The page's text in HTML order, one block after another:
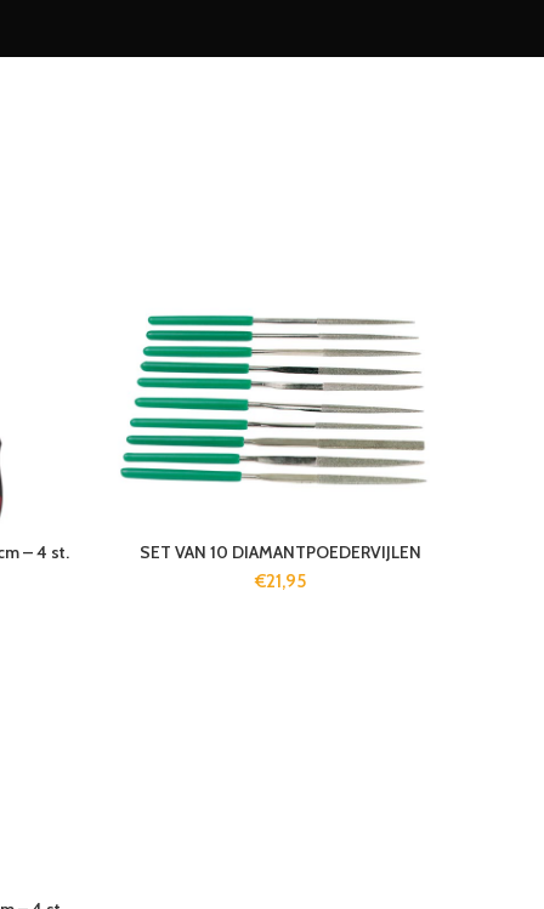
– 4 st.
SET VAN 10 DIAMANTPOEDERVIJLEN
€21,95